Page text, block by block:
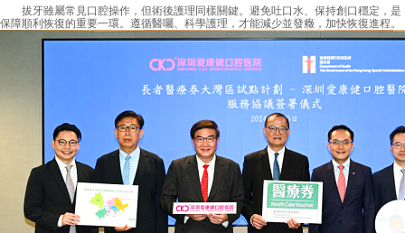
拔牙雖屬常見口腔操作，但術後護理同樣關鍵。避免吐口水、保持創口穩定，是
保障順利恢復的重要一環。遵循醫囑、科學護理，才能減少並發癥，加快恢復進程。